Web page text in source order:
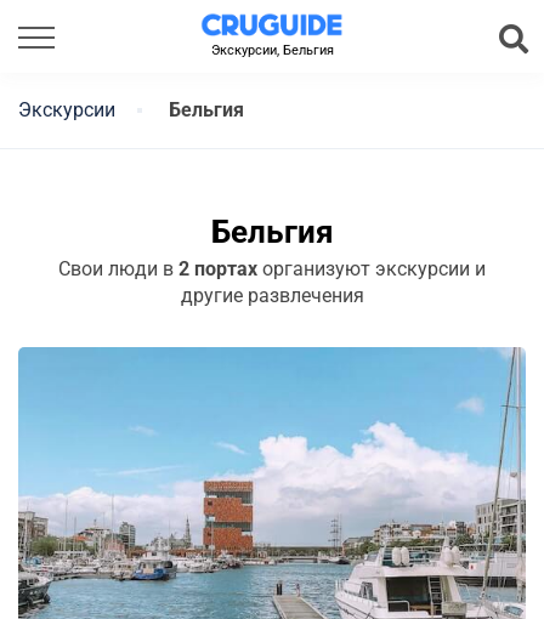
Экскурсии, Бельгия
Экскурсии Бельгия
Бельгия
Свои люди в 2 портах организуют экскурсии и
другие развлечения